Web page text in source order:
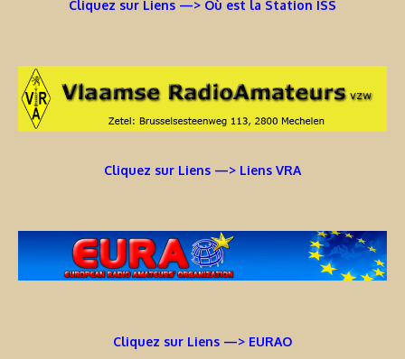
Cliquez sur Liens —> Où est la Station ISS
Cliquez sur Liens —> Liens VRA
Cliquez sur Liens —> EURAO